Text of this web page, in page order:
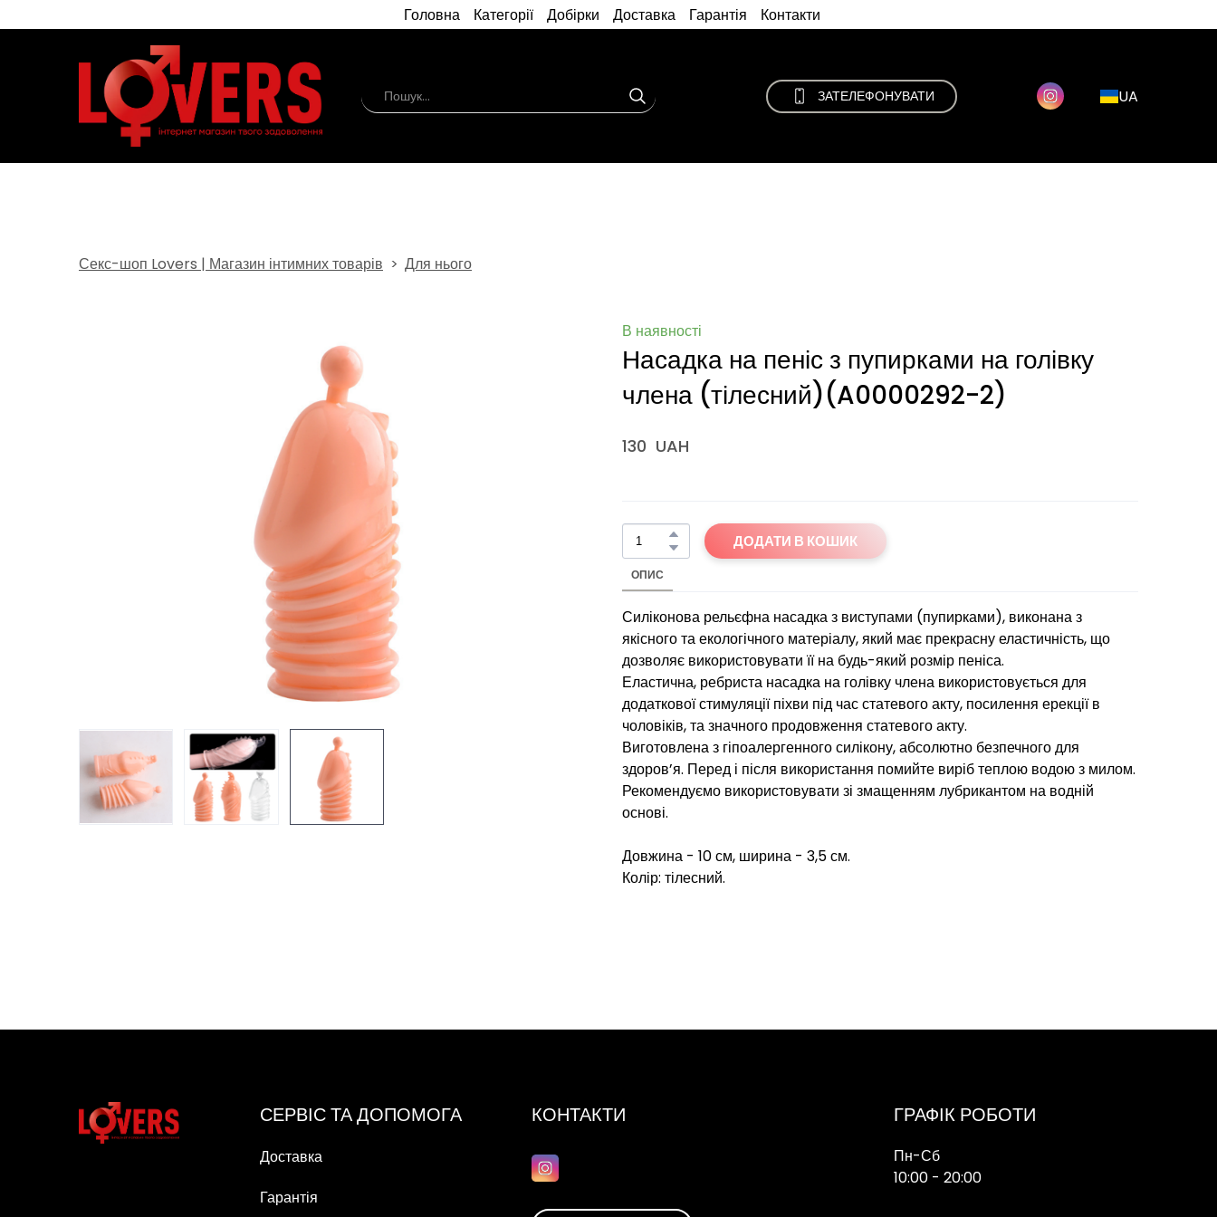
Головна Категорії Добірки Доставка Гарантія Контакти
ЗАТЕЛЕФОНУВАТИ UA
Секс-шоп Lovers | Магазин інтимних товарів Для нього
В наявності
Насадка на пеніс з пупирками на голівку
члена (тілесний)(A0000292-2)
130  UAH
ДОДАТИ В КОШИК
ОПИС
Силіконова рельєфна насадка з виступами (пупирками), виконана з
якісного та екологічного матеріалу, який має прекрасну еластичність, що
дозволяє використовувати її на будь-який розмір пеніса.
Еластична, ребриста насадка на голівку члена використовується для
додаткової стимуляції піхви під час статевого акту, посилення ерекції в
чоловіків, та значного продовження статевого акту.
Виготовлена з гіпоалергенного силікону, абсолютно безпечного для
здоров’я. Перед і після використання помийте виріб теплою водою з милом.
Рекомендуємо використовувати зі змащенням лубрикантом на водній
основі.
Довжина - 10 см, ширина - 3,5 см.
Колір: тілесний.
СЕРВІС ТА ДОПОМОГА
Доставка
Гарантія
КОНТАКТИ ГРАФІК РОБОТИ
Пн-Сб
10:00 - 20:00